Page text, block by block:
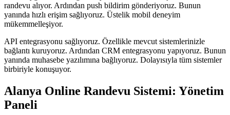
randevu alıyor. Ardından push bildirim gönderiyoruz. Bunun
yanında hızlı erişim sağlıyoruz. Üstelik mobil deneyim
mükemmelleşiyor.
API entegrasyonu sağlıyoruz. Özellikle mevcut sistemlerinizle
bağlantı kuruyoruz. Ardından CRM entegrasyonu yapıyoruz. Bunun
yanında muhasebe yazılımına bağlıyoruz. Dolayısıyla tüm sistemler
birbiriyle konuşuyor.
Alanya Online Randevu Sistemi: Yönetim
Paneli